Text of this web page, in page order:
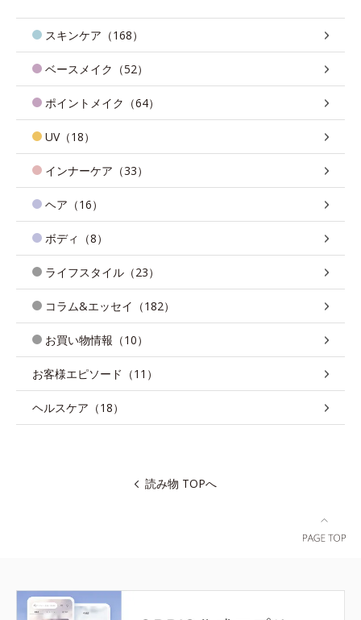
スキンケア（168）
ベースメイク（52）
ポイントメイク（64）
UV（18）
インナーケア（33）
ヘア（16）
ボディ（8）
ライフスタイル（23）
コラム&エッセイ（182）
お買い物情報（10）
お客様エピソード（11）
ヘルスケア（18）
読み物 TOPへ